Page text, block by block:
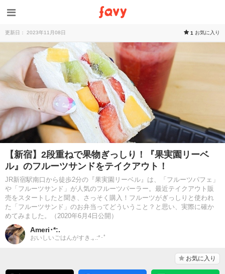
更新日： 2023年11月08日 1 お気に入り
【新宿】2段重ねで果物ぎっしり！『果実園リーベ
ル』のフルーツサンドをテイクアウト！
JR新宿駅南口から徒歩2分の『果実園リーベル』は、「フルーツパフェ」
や「フルーツサンド」が人気のフルーツパーラー。最近テイクアウト販
売をスタートしたと聞き、さっそく購入！フルーツがぎっしりと使われ
た「フルーツサンド」のお弁当ってどういうこと？と思い、実際に確か
めてみました。（2020年6月4日公開）
Ameri･*:.
おいしいごはんがすき.｡.:*･ﾟ
お気に入り